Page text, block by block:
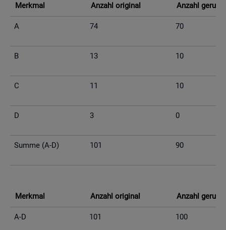
Merk­mal An­zahl ori­gi­nal An­zahl
A 74 70
B 13 10
C 11 10
D 3 0
Summe (A-D) 101 90
Merk­mal An­zahl ori­gi­nal An­zahl
A-D 101 100